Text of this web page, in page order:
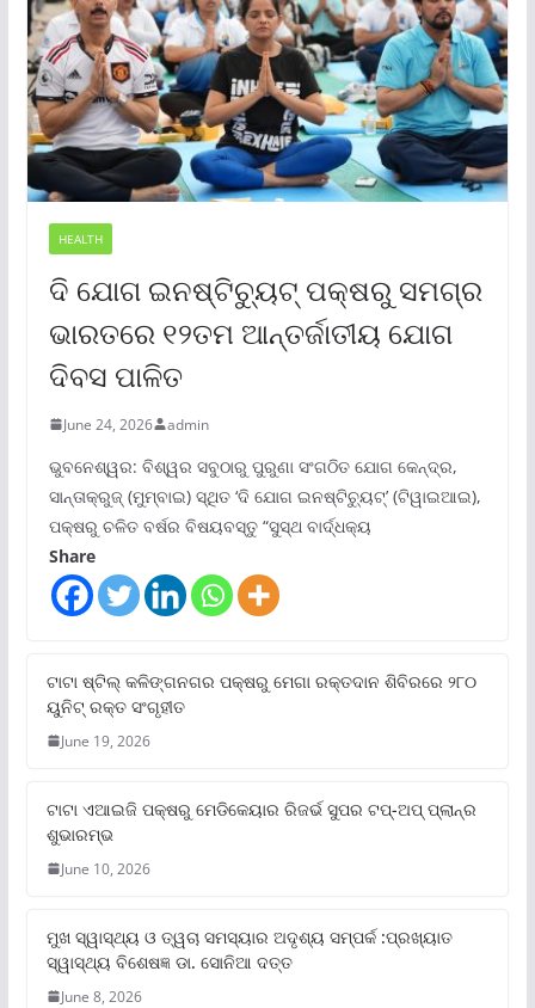
HEALTH
ଦି ଯୋଗ ଇନଷ୍ଟିଚ୍ୟୁଟ୍ ପକ୍ଷରୁ ସମଗ୍ର
ଭାରତରେ ୧୨ତମ ଆନ୍ତର୍ଜାତୀୟ ଯୋଗ
ଦିବସ ପାଳିତ
June 24, 2026 admin
ଭୁବନେଶ୍ୱର: ବିଶ୍ୱର ସବୁଠାରୁ ପୁରୁଣା ସଂଗଠିତ ଯୋଗ କେନ୍ଦ୍ର,
ସାନ୍ତାକ୍ରୁଜ୍ (ମୁମ୍ବାଇ) ସ୍ଥିତ ‘ଦି ଯୋଗ ଇନଷ୍ଟିଚ୍ୟୁଟ୍‌’ (ଟିୱାଇଆଇ),
ପକ୍ଷରୁ ଚଳିତ ବର୍ଷର ବିଷୟବସ୍ତୁ “ସୁସ୍ଥ ବାର୍ଦ୍ଧକ୍ୟ
Share
ଟାଟା ଷ୍ଟିଲ୍‌ କଳିଙ୍ଗନଗର ପକ୍ଷରୁ ମେଗା ରକ୍ତଦାନ ଶିବିରରେ ୨୮୦
ୟୁନିଟ୍‌ ରକ୍ତ ସଂଗୃହୀତ
June 19, 2026
ଟାଟା ଏଆଇଜି ପକ୍ଷରୁ ମେଡିକେୟାର ରିଜର୍ଭ ସୁପର ଟପ୍‌-ଅପ୍ ପ୍ଲାନ୍‌ର
ଶୁଭାରମ୍ଭ
June 10, 2026
ମୁଖ ସ୍ୱାସ୍ଥ୍ୟ ଓ ତ୍ୱଚା ସମସ୍ୟାର ଅଦୃଶ୍ୟ ସମ୍ପର୍କ :ପ୍ରଖ୍ୟାତ
ସ୍ୱାସ୍ଥ୍ୟ ବିଶେଷଜ୍ଞ ଡା. ସୋନିଆ ଦତ୍ତ
June 8, 2026